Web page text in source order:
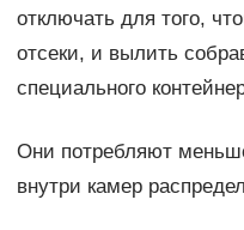
отключать для того,
отсеки, и вылить
специального
Они потребляют
внутри камер